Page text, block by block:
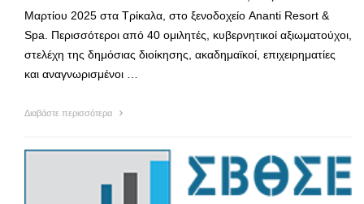
Μαρτίου 2025 στα Τρίκαλα, στο ξενοδοχείο Ananti Resort &
Spa. Περισσότεροι από 40 ομιλητές, κυβερνητικοί αξιωματούχοι,
στελέχη της δημόσιας διοίκησης, ακαδημαϊκοί, επιχειρηματίες
και αναγνωρισμένοι …
Διαβάστε περισσότερα